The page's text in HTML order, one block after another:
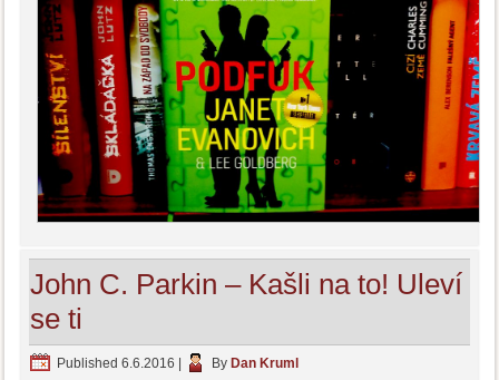
John C. Parkin – Kašli na to! Uleví
se ti
Published 6.6.2016 | By Dan Kruml